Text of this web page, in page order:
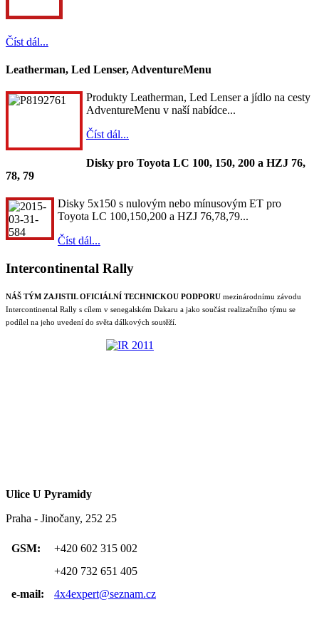
Číst dál...
Leatherman, Led Lenser, AdventureMenu
Produkty Leatherman, Led Lenser a jídlo na cesty
AdventureMenu v naší nabídce...
Číst dál...
Disky pro Toyota LC 100, 150, 200 a HZJ 76,
78, 79
Disky 5x150 s nulovým nebo mínusovým ET pro
Toyota LC 100,150,200 a HZJ 76,78,79...
Číst dál...
Intercontinental Rally
NÁŠ TÝM ZAJISTIL OFICIÁLNÍ TECHNICKOU PODPORU mezinárodnímu závodu
Intercontinental Rally s cílem v senegalském Dakaru a jako součást realizačního týmu se
podílel na jeho uvedení do světa dálkových soutěží.
Ulice U Pyramidy
Praha - Jinočany, 252 25
GSM:
+420 602 315 002
+420 732 651 405
e-mail:
4x4expert@seznam.cz